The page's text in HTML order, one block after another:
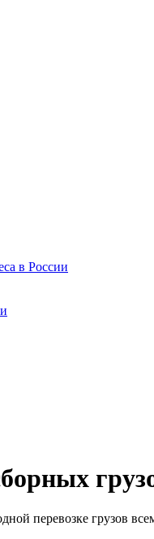
в России
перевозке грузов